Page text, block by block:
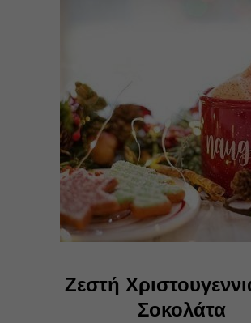
Ζεστή
Σοκολάτα